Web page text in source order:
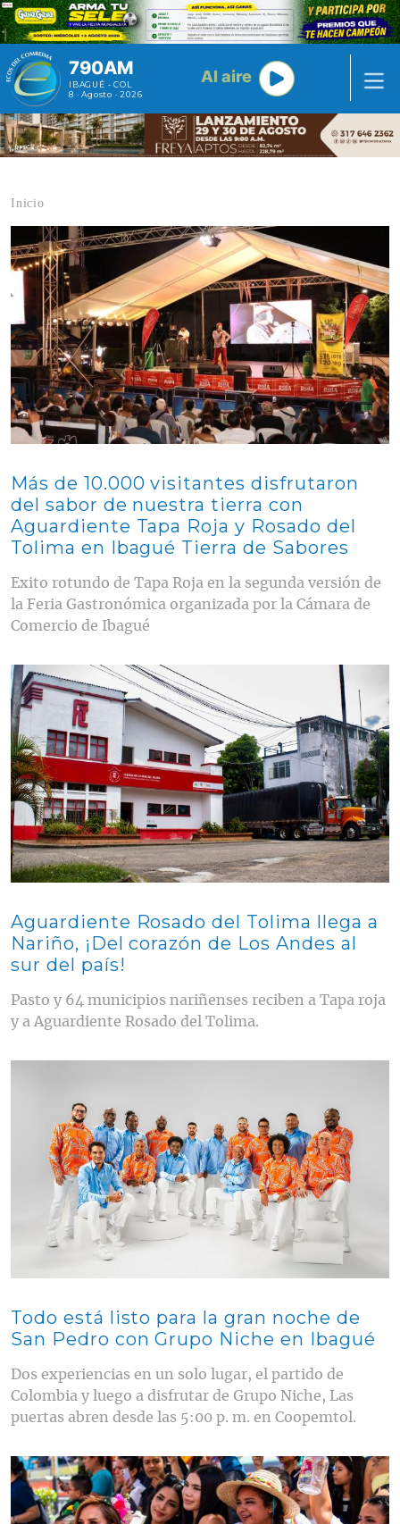
Pasar al contenido principal
790AM
IBAGUÉ - COL
8 · Agosto · 2026
Al aire
Inicio
Contenido multimedia principal
Más de 10.000 visitantes disfrutaron
del sabor de nuestra tierra con
Aguardiente Tapa Roja y Rosado del
Tolima en Ibagué Tierra de Sabores
Exito rotundo de Tapa Roja en la segunda versión de
la Feria Gastronómica organizada por la Cámara de
Comercio de Ibagué
Contenido multimedia principal
Aguardiente Rosado del Tolima llega a
Nariño, ¡Del corazón de Los Andes al
sur del país!
Pasto y 64 municipios nariñenses reciben a Tapa roja
y a Aguardiente Rosado del Tolima.
Todo está listo para la gran noche de
San Pedro con Grupo Niche en Ibagué
Dos experiencias en un solo lugar, el partido de
Colombia y luego a disfrutar de Grupo Niche, Las
puertas abren desde las 5:00 p. m. en Coopemtol.
Contenido multimedia principal